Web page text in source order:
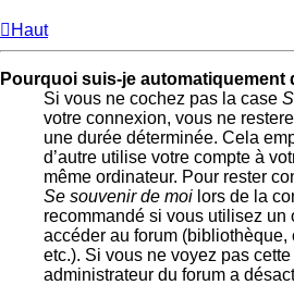
Haut
Pourquoi suis-je automatiquement
Si vous ne cochez pas la case
votre connexion, vous ne
une durée déterminée. Cela
d’autre utilise votre compte à
même ordinateur. Pour rester
Se souvenir de moi lors de la
recommandé si vous utilisez un
accéder au forum (bibliothèque,
etc.). Si vous ne voyez pas
administrateur du forum a